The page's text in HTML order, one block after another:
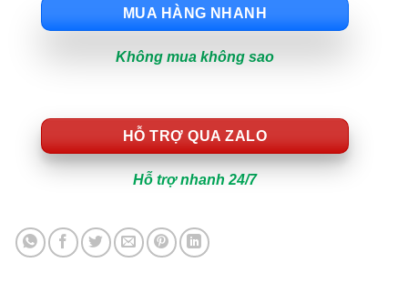
MUA HÀNG NHANH
Không mua không sao
HỖ TRỢ QUA ZALO
Hỗ trợ nhanh 24/7